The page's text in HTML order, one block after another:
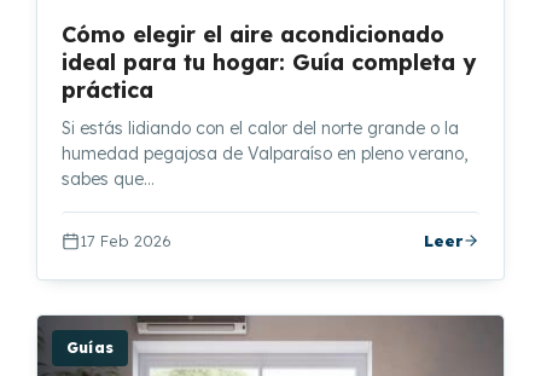
Cómo elegir el aire acondicionado
ideal para tu hogar: Guía completa y
práctica
Si estás lidiando con el calor del norte grande o la
humedad pegajosa de Valparaíso en pleno verano,
sabes que…
17 Feb 2026 Leer
Guías